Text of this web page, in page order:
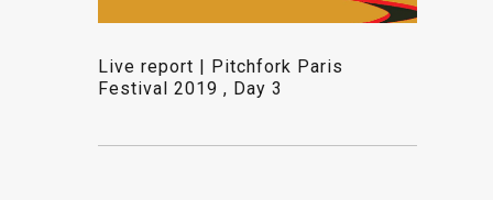
Live report | Pitchfork Paris
Festival 2019 , Day 3